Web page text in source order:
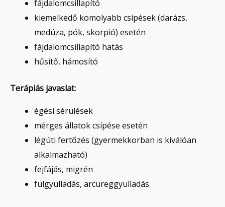
fájdalomcsillapító
kiemelkedő komolyabb csípések (darázs,
medúza, pók, skorpió) esetén
fájdalomcsillapító hatás
hűsítő, hámosító
Terápiás javaslat:
égési sérülések
mérges állatok csípése esetén
légúti fertőzés (gyermekkorban is kiválóan
alkalmazható)
fejfájás, migrén
fülgyulladás, arcüreggyulladás